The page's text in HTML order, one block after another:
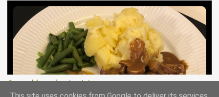
Gammeldags oksesteg i stegeso